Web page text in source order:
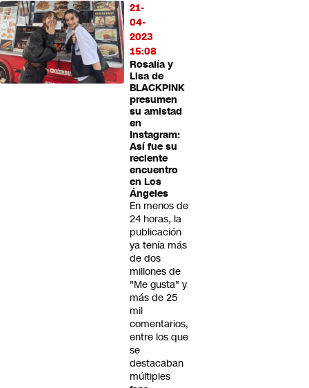
21-
04-
2023
15:08
Rosalía y
Lisa de
BLACKPINK
presumen
su amistad
en
Instagram:
Así fue su
reciente
encuentro
en Los
Ángeles
En menos de
24 horas, la
publicación
ya tenía más
de dos
millones de
"Me gusta" y
más de 25
mil
comentarios,
entre los que
se
destacaban
múltiples